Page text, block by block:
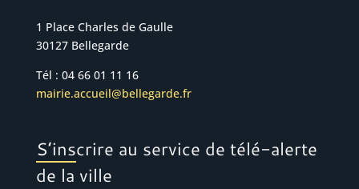
1 Place Charles de Gaulle
30127 Bellegarde
Tél : 04 66 01 11 16
mairie.accueil@bellegarde.fr
S’inscrire au service de télé-alerte
de la ville